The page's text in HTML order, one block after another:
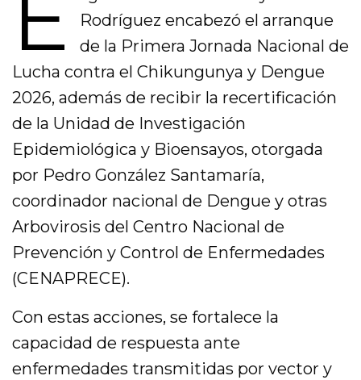
Rodríguez encabezó el arranque
de la Primera Jornada Nacional de
Lucha contra el Chikungunya y Dengue
2026, además de recibir la recertificación
de la Unidad de Investigación
Epidemiológica y Bioensayos, otorgada
por Pedro González Santamaría,
coordinador nacional de Dengue y otras
Arbovirosis del Centro Nacional de
Prevención y Control de Enfermedades
(CENAPRECE).
Con estas acciones, se fortalece la
capacidad de respuesta ante
enfermedades transmitidas por vector y